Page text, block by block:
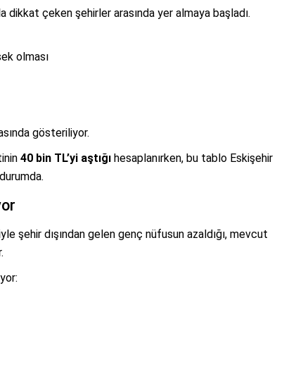
dikkat çeken şehirler arasında yer almaya başladı.
olması
gösteriliyor.
40 bin TL’yi aştığı hesaplanırken, bu tablo Eskişehir
şehir dışından gelen genç nüfusun azaldığı, mevcut